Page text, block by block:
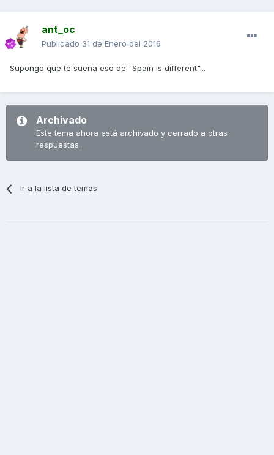
ant_oc
Publicado 31 de Enero del 2016
Supongo que te suena eso de "Spain is different"...
Archivado
Este tema ahora está archivado y cerrado a otras
respuestas.
Ir a la lista de temas